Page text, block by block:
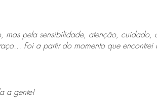
mas pela sensibilidade, atenção, cuidado,
Foi a partir do momento que encontrei
a gente!